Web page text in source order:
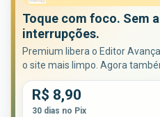
Toque com foco. Sem
interrupções.
Premium libera o Editor
o site mais limpo. Agora
R$ 8,90
30 dias no Pix